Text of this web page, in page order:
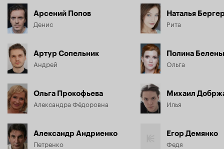
Арсений Попов
Денис
Артур Сопельник
Андрей
Ольга Прокофьева
Александра Фёдоровна
Александр Андриенко
Петренко
Наталья
Рита
Полина
Ольга
Михаил
Илья
Егор Демянко
Федя